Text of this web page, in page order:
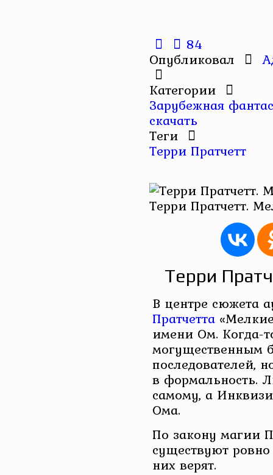
84
Опубликовал
Категории
Зарубежная
скачать
Теги
Терри Пратчетт
Терри Пратчетт.
Терри
В центре сюжета
Пратчетта«Мелкие
имени Ом. Когда-
могущественным
последователей,
в формальность.
самому, а
Ома.
По закону магии
существуют
них верят.